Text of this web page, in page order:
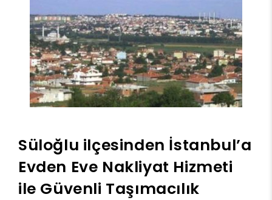
Süloğlu ilçesinden İstanbul’a
Evden Eve Nakliyat Hizmeti
ile Güvenli Taşımacılık